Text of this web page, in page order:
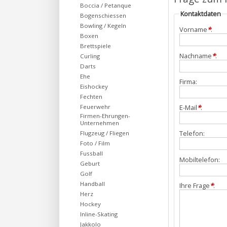
Kontaktdaten
Vorname*:
Nachname*:
Firma:
E-Mail*:
Telefon:
Mobiltelefon:
Ihre Frage*:
Boccia / Petanque
Bogenschiessen
Bowling / Kegeln
Boxen
Brettspiele
Curling
Darts
Ehe
Eishockey
Fechten
Feuerwehr
Firmen-Ehrungen-
Unternehmen
Flugzeug / Fliegen
Foto / Film
Fussball
Geburt
Golf
Handball
Herz
Hockey
Inline-Skating
Jakkolo